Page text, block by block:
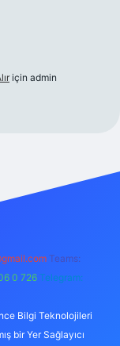
için admin
Teams:
0 726 Telegram:
Bilgi Teknolojileri
bir Yer Sağlayıcı